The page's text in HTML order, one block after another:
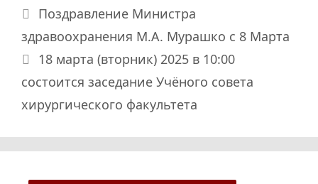
Поздравление Министра
здравоохранения М.А. Мурашко с 8 Марта
18 марта (вторник) 2025 в 10:00
состоится заседание Учёного совета
хирургического факультета